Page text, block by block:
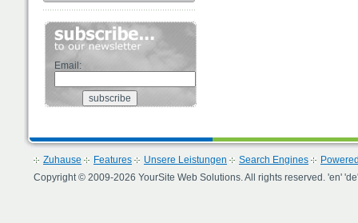
Email:
Zuhause Features Unsere Leistungen Search Engines
Copyright © 2009-2026 YourSite Web Solutions. All rights reserved. 'en' 'de'